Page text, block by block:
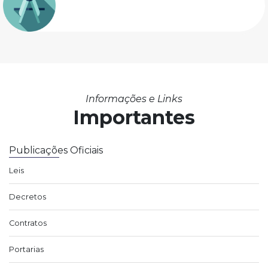
Informações e Links
Importantes
Publicações Oficiais
Leis
Decretos
Contratos
Portarias